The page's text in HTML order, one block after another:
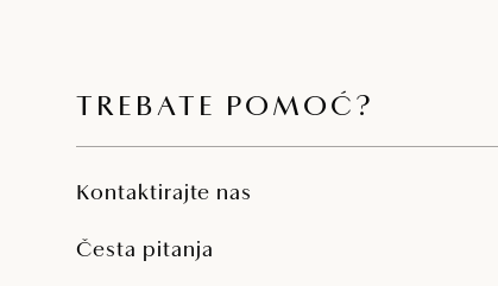
TREBATE POMOĆ?
Kontaktirajte nas
Česta pitanja